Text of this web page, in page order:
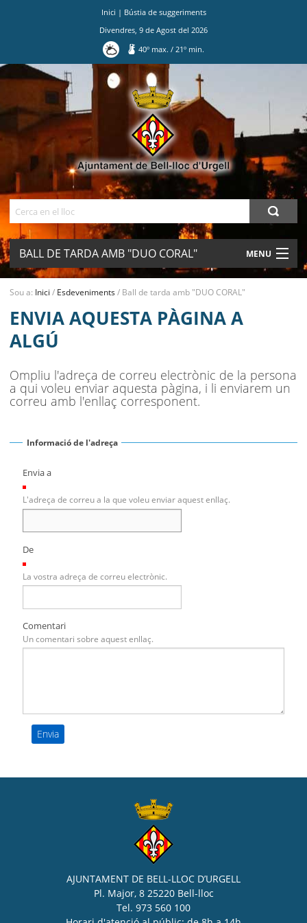
Inici | Bústia de suggeriments
Divendres 9 de Agost del 2026
40º max./ 21º min.
BALL DE TARDA AMB "DUO CORAL" MENU
MUNICIPI
SEU ELECTRÒNICA
BELL-LLOC SOLUCIONA
Sou a: Inici / Esdeveniments/ Ball de tarda amb "DUO CORAL"
ENVIA AQUESTA PÀGINA A
ALGÚ
Ompliu l'adreça de correu electrònic de la persona
a qui voleu enviar aquesta pàgina, i li enviarem un
correu amb l'enllaç corresponent.
Informació de l'adreça
Envia a
L'adreça de correu a la que voleu enviar aquest enllaç.
De
La vostra adreça de correu electrònic.
Comentari
Un comentari sobre aquest enllaç.
AJUNTAMENT DE BELL-LLOC D’URGELL
Pl. Major, 8 25220 Bell-lloc
Tel. 973 560 100